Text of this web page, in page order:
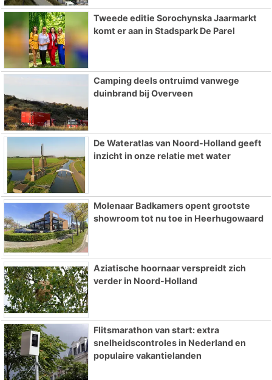
Tweede editie Sorochynska Jaarmarkt
komt er aan in Stadspark De Parel
Camping deels ontruimd vanwege
duinbrand bij Overveen
De Wateratlas van Noord-Holland geeft
inzicht in onze relatie met water
Molenaar Badkamers opent grootste
showroom tot nu toe in Heerhugowaard
Aziatische hoornaar verspreidt zich
verder in Noord-Holland
Flitsmarathon van start: extra
snelheidscontroles in Nederland en
populaire vakantielanden